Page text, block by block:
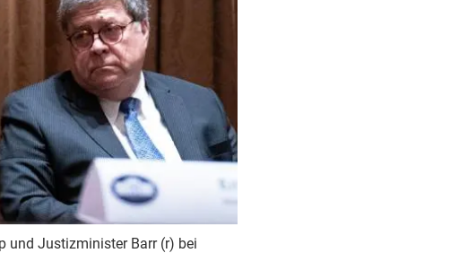
und Justizminister Barr (r) bei